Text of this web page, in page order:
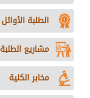
الطلبة الأوائل
مشاريع الطلبة
مخابر الكلية